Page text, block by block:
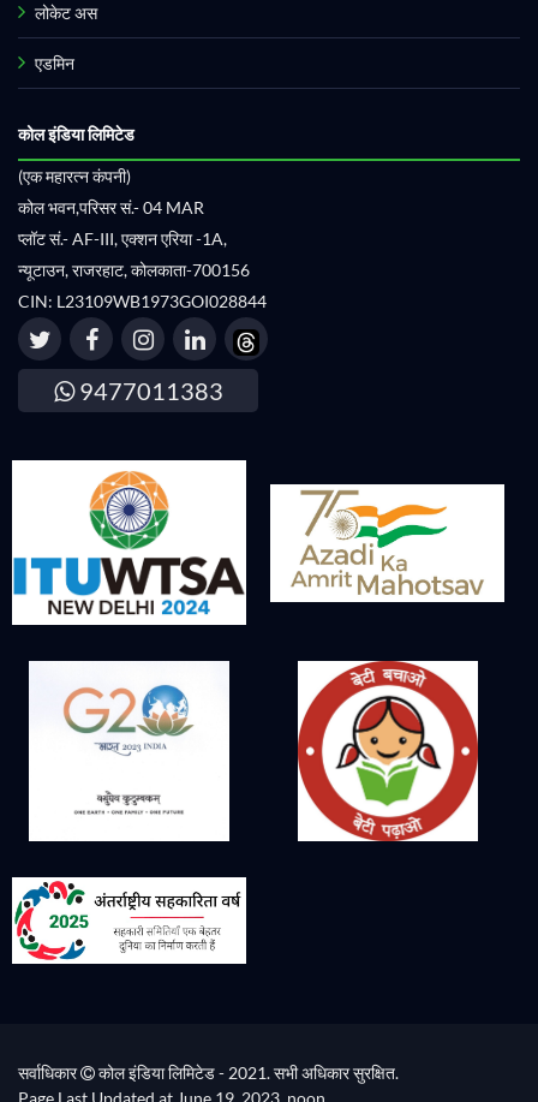
लोकेट अस
एडमिन
कोल इंडिया लिमिटेड
(एक महारत्न कंपनी)
कोल भवन,परिसर सं.- 04 MAR
प्लॉट सं.- AF-III, एक्शन एरिया -1A,
न्यूटाउन, राजरहाट, कोलकाता-700156
CIN: L23109WB1973GOI028844
9477011383
सर्वाधिकार
कोल इंडिया लिमिटेड - 2021. सभी अधिकार सुरक्षित.
Page Last Updated at June 19, 2023, noon